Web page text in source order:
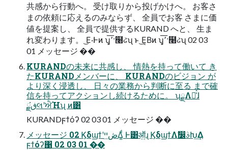
共感から行動へ。 受け取りから投げかけへ。 お客さ
まの依頼に応えるのみならず、 全員でお客 さまに価
値を提案し、 全員で提供するKURAND へと、 生ま
れ変わります。 ͜Ε·Ͱͷ ʮ͓٬͞·໨ઢʯ ͱ ͜Ε͔Βͷ ʮ͓٬͞·໨ઢʯ 02 03
01 メッセージ ��
KURANDの未来に共感し、 情熱を持って働いて き
たKURANDメンバーに、 KURANDのビジョン が
より深く浸透し、 日々の業務から判断に至る まで確
信を持ってアクションし続けるために。 ʮྗΛՃ͑ͯɺ
ྗڧ͘લʹਐΉʯ ͷ͸
KURANDϝϯόʔ 02 03 01 メッセージ ��
メッセージ 02 Ϗδϣϯʹڞײ͢Δ͚ͩ Ͱ͸ऑ͍ɻ ϏδϣϯΛࣗ෼ࣄԽ͢Δ
ϝϯόʔ΁ 02 03 01 ��